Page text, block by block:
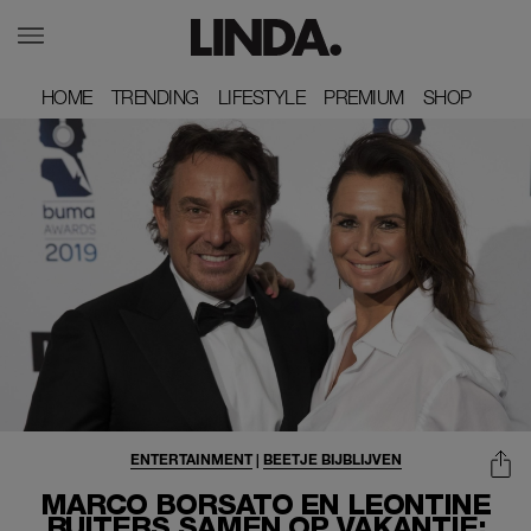
HOME
HOME TRENDING
TRENDING LIFESTYLE
LIFESTYLE PREMIUM
PREMIUM SHOP
SHOP
MARCO BORSATO EN LEONTINE
ENTERTAINMENT| BEETJE BIJBLIJVEN